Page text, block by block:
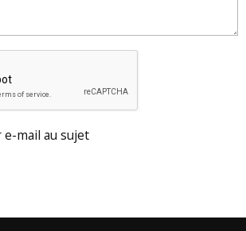
mail au sujet